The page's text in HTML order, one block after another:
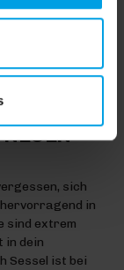
finden
sich
in
sind extrem
in dein
Sessel ist bei